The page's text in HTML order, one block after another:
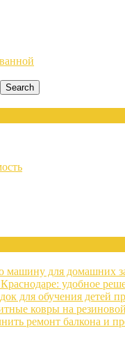
машину для домашних
удобное
для обучения детей
ковры на
ремонт балкона и